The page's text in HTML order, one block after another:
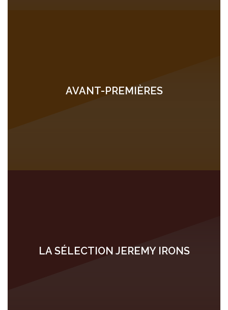
AVANT-PREMIÈRES
LA SÉLECTION JEREMY IRONS